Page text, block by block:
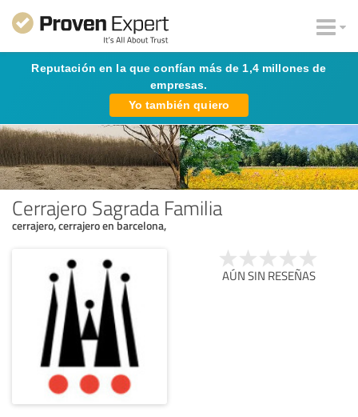
Reputación en la que confían más de 1,4 millones de
empresas.
Yo también quiero
Cerrajero Sagrada Familia
cerrajero, cerrajero en barcelona,
AÚN SIN RESEÑAS